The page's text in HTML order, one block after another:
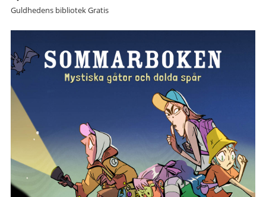
Guldhedens bibliotekGratis